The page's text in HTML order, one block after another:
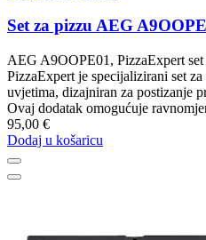
Set za pizzu AEG
AEG A9OOPE01, PizzaExpert
PizzaExpert je specijalizirani set
uvjetima, dizajniran za postizanje
Ovaj dodatak omogućuje
95,00 €
Dodaj u košaricu